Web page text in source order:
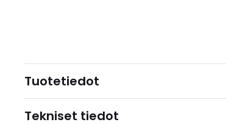
Tuotetiedot
Tekniset tiedot